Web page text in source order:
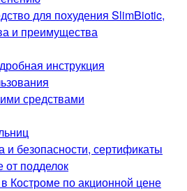
для похудения SlimBiotic,
и преимущества
инструкция
средствами
и безопасности, сертификаты
подделок
в Костроме по акционной цене